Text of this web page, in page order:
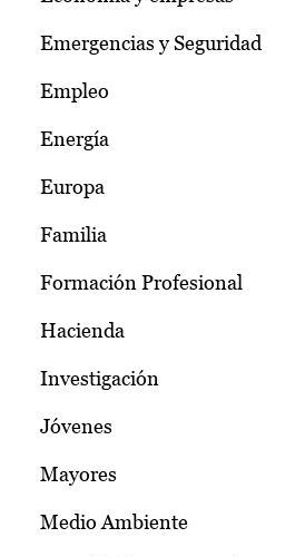
Emergencias y Seguridad
Empleo
Energía
Europa
Familia
Formación Profesional
Hacienda
Investigación
Jóvenes
Mayores
Medio Ambiente